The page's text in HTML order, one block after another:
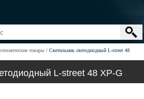
товары
Светильник светодиодный L-street 48
L-street 48 XP-G